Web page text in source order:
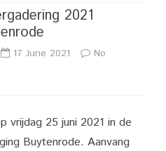
2021
17 June 2021
No
vrijdag 25 juni 2021 in de
Buytenrode. Aanvang